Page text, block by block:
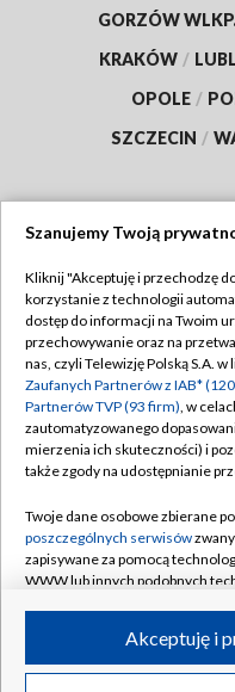
GORZÓW
KRAKÓW /
OPOLE /
SZCZECIN /
Abonament TVP
Emisja w TVP
Centrum informacji
Naziemna Telewizja
Rada Programowa
System NOS
Informacje o nadawcy
Program dla prasy
©2026
Szanujemy Twoją
Kliknij "Akceptuję i przechodzę
korzystanie z technologii
dostęp do informacji na Twoim
przechowywanie oraz na
nas, czyli Telewizję Polską S.A.
Zaufanych Partnerów z IAB*
Partnerów TVP (93 firm), w
zautomatyzowanego
mierzenia ich skuteczności) i
także zgody na udostępnianie
Twoje dane osobowe zbierane
poszczególnych serwisów
zapisywane za pomocą
WWW lub innych podobnych
ruchu w Internecie.Akceptuję i